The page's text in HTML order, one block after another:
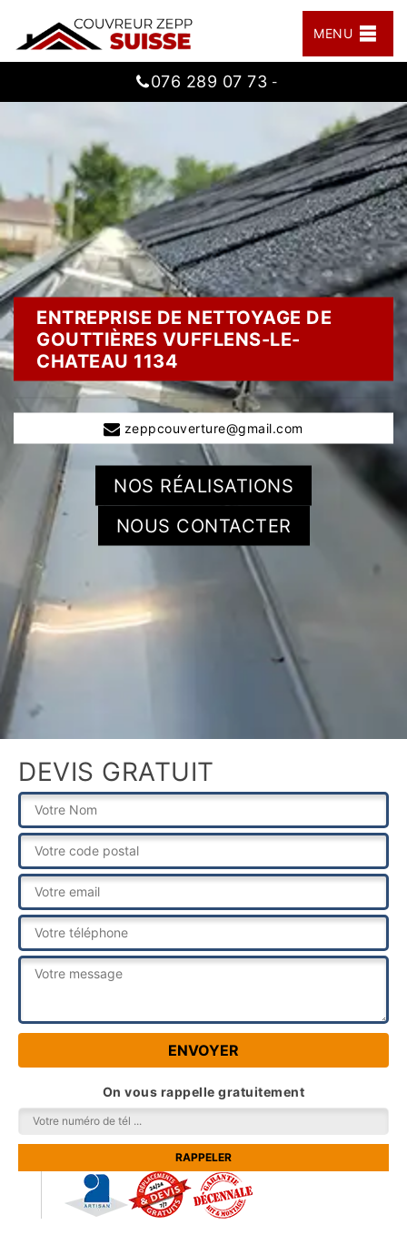
MENU
076 289 07 73 -
ENTREPRISE DE NETTOYAGE DE
GOUTTIÈRES VUFFLENS-LE-
CHATEAU 1134
zeppcouverture@gmail.com
NOS RÉALISATIONS
NOUS CONTACTER
DEVIS GRATUIT
On vous rappelle gratuitement